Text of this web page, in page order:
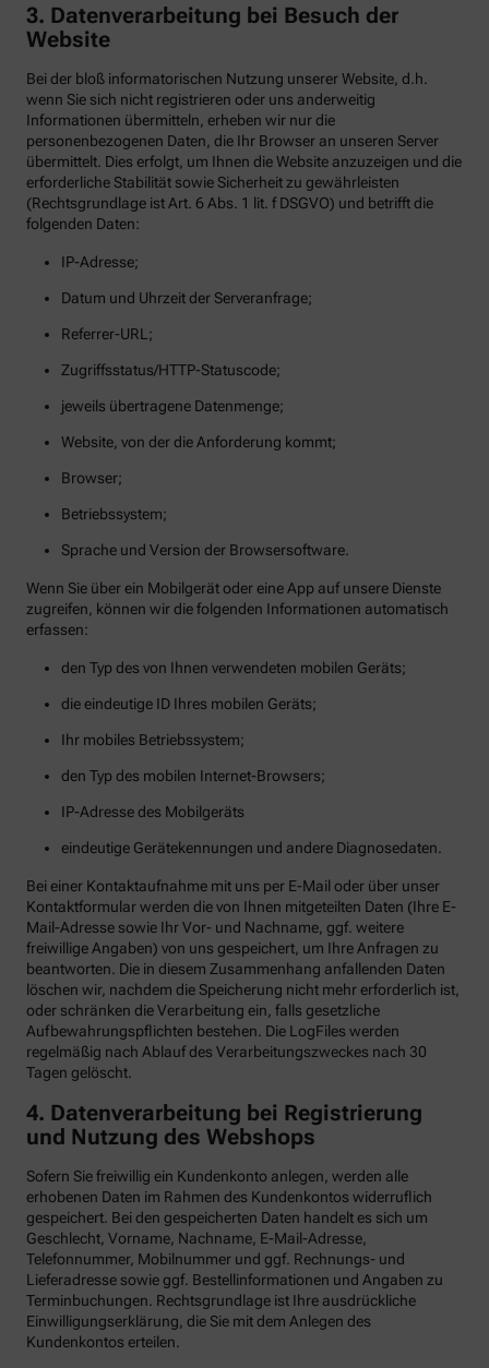
3. Datenverarbeitung bei Besuch der
Website
Bei der bloß informatorischen Nutzung unserer Website, d.h.
wenn Sie sich nicht registrieren oder uns anderweitig
Informationen übermitteln, erheben wir nur die
personenbezogenen Daten, die Ihr Browser an unseren Server
übermittelt. Dies erfolgt, um Ihnen die Website anzuzeigen und die
erforderliche Stabilität sowie Sicherheit zu gewährleisten
(Rechtsgrundlage ist Art. 6 Abs. 1 lit. f DSGVO) und betrifft die
folgenden Daten:
IP-Adresse;
Datum und Uhrzeit der Serveranfrage;
Referrer-URL;
Zugriffsstatus/HTTP-Statuscode;
jeweils übertragene Datenmenge;
Website, von der die Anforderung kommt;
Browser;
Betriebssystem;
Sprache und Version der Browsersoftware.
Wenn Sie über ein Mobilgerät oder eine App auf unsere Dienste
zugreifen, können wir die folgenden Informationen automatisch
erfassen:
den Typ des von Ihnen verwendeten mobilen Geräts;
die eindeutige ID Ihres mobilen Geräts;
Ihr mobiles Betriebssystem;
den Typ des mobilen Internet-Browsers;
IP-Adresse des Mobilgeräts
eindeutige Gerätekennungen und andere Diagnosedaten.
Bei einer Kontaktaufnahme mit uns per E-Mail oder über unser
Kontaktformular werden die von Ihnen mitgeteilten Daten (Ihre E-
Mail-Adresse sowie Ihr Vor- und Nachname, ggf. weitere
freiwillige Angaben) von uns gespeichert, um Ihre Anfragen zu
beantworten. Die in diesem Zusammenhang anfallenden Daten
löschen wir, nachdem die Speicherung nicht mehr erforderlich ist,
oder schränken die Verarbeitung ein, falls gesetzliche
Aufbewahrungspflichten bestehen. Die LogFiles werden
regelmäßig nach Ablauf des Verarbeitungszweckes nach 30
Tagen gelöscht.
4. Datenverarbeitung bei Registrierung
und Nutzung des Webshops
Sofern Sie freiwillig ein Kundenkonto anlegen, werden alle
erhobenen Daten im Rahmen des Kundenkontos widerruflich
gespeichert. Bei den gespeicherten Daten handelt es sich um
Geschlecht, Vorname, Nachname, E-Mail-Adresse,
Telefonnummer, Mobilnummer und ggf. Rechnungs- und
Lieferadresse sowie ggf. Bestellinformationen und Angaben zu
Terminbuchungen. Rechtsgrundlage ist Ihre ausdrückliche
Einwilligungserklärung, die Sie mit dem Anlegen des
Kundenkontos erteilen.